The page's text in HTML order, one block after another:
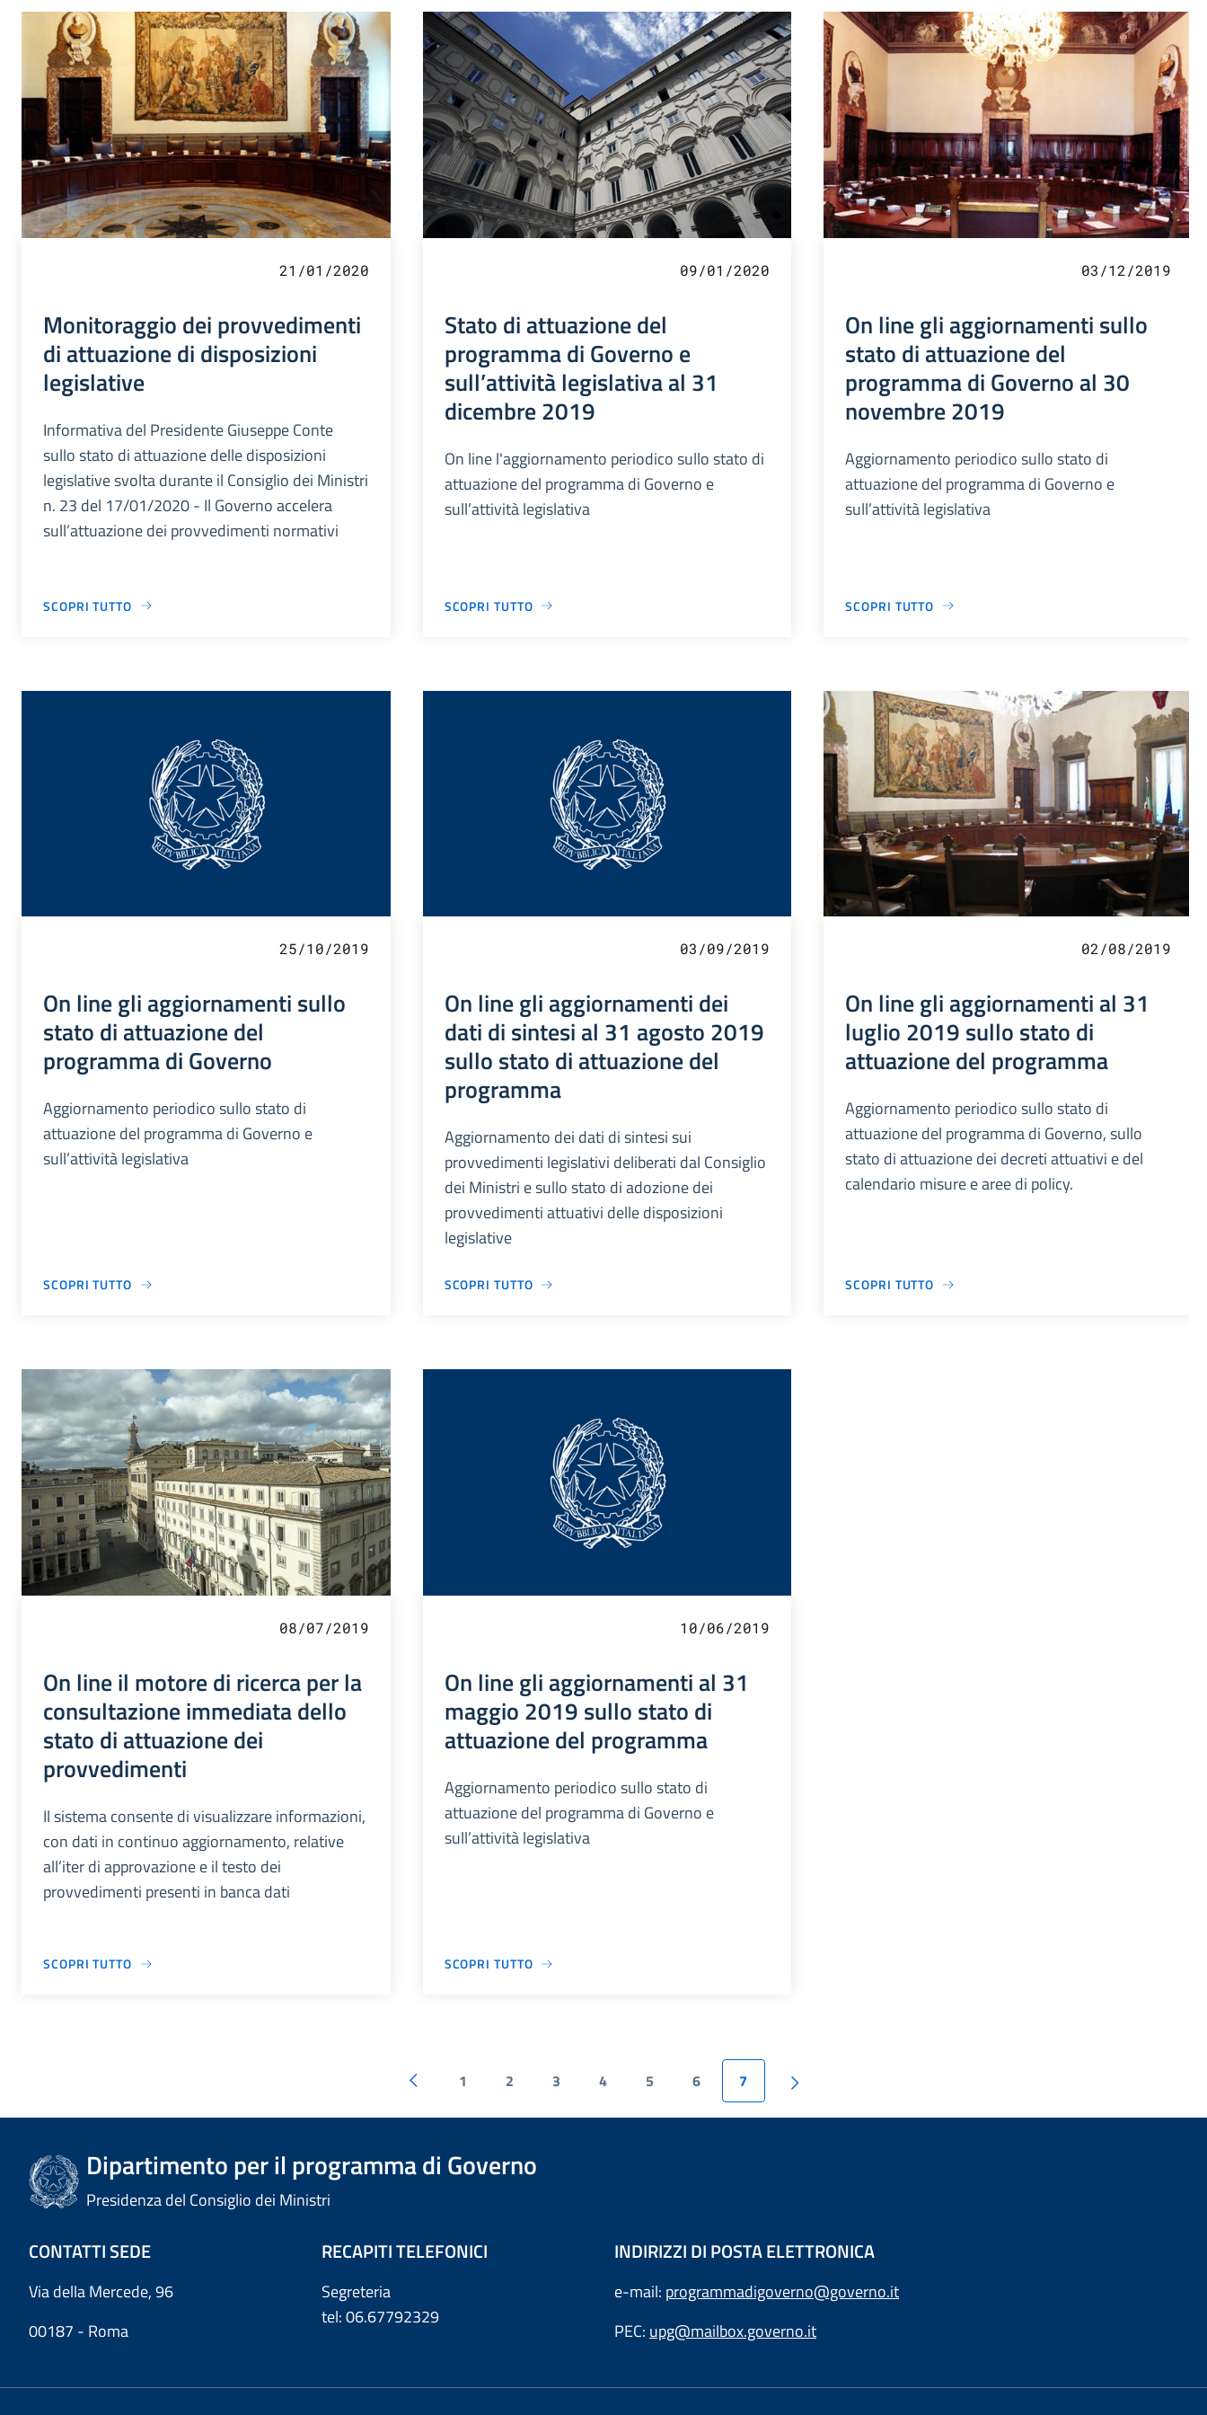
21/01/2020
Monitoraggio dei provvedimenti
di attuazione di disposizioni
legislative
Informativa del Presidente Giuseppe Conte
sullo stato di attuazione delle disposizioni
legislative svolta durante il Consiglio dei Ministri
n. 23 del 17/01/2020 - Il Governo accelera
sull’attuazione dei provvedimenti normativi
SCOPRI TUTTO
09/01/2020
Stato di attuazione del
programma di Governo e
sull’attività legislativa al 31
dicembre 2019
On line l'aggiornamento periodico sullo stato di
attuazione del programma di Governo e
sull’attività legislativa
SCOPRI TUTTO
03/12/2019
On line gli aggiornamenti sullo
stato di attuazione del
programma di Governo al 30
novembre 2019
Aggiornamento periodico sullo stato di
attuazione del programma di Governo e
sull’attività legislativa
SCOPRI TUTTO
25/10/2019
On line gli aggiornamenti sullo
stato di attuazione del
programma di Governo
Aggiornamento periodico sullo stato di
attuazione del programma di Governo e
sull’attività legislativa
SCOPRI TUTTO
03/09/2019
On line gli aggiornamenti dei
dati di sintesi al 31 agosto 2019
sullo stato di attuazione del
programma
Aggiornamento dei dati di sintesi sui
provvedimenti legislativi deliberati dal Consiglio
dei Ministri e sullo stato di adozione dei
provvedimenti attuativi delle disposizioni
legislative
SCOPRI TUTTO
02/08/2019
On line gli aggiornamenti al 31
luglio 2019 sullo stato di
attuazione del programma
Aggiornamento periodico sullo stato di
attuazione del programma di Governo, sullo
stato di attuazione dei decreti attuativi e del
calendario misure e aree di policy.
SCOPRI TUTTO
08/07/2019
On line il motore di ricerca per la
consultazione immediata dello
stato di attuazione dei
provvedimenti
Il sistema consente di visualizzare informazioni,
con dati in continuo aggiornamento, relative
all’iter di approvazione e il testo dei
provvedimenti presenti in banca dati
SCOPRI TUTTO
10/06/2019
On line gli aggiornamenti al 31
maggio 2019 sullo stato di
attuazione del programma
Aggiornamento periodico sullo stato di
attuazione del programma di Governo e
sull’attività legislativa
SCOPRI TUTTO
1 2 3 4 5 6 7
Dipartimento per il programma di Governo
Presidenza del Consiglio dei Ministri
CONTATTI SEDE
Via della Mercede, 96
00187 - Roma
RECAPITI TELEFONICI
Segreteria
tel: 06.67792329
INDIRIZZI DI POSTA ELETTRONICA
e-mail: programmadigoverno@governo.it
PEC: upg@mailbox.governo.it